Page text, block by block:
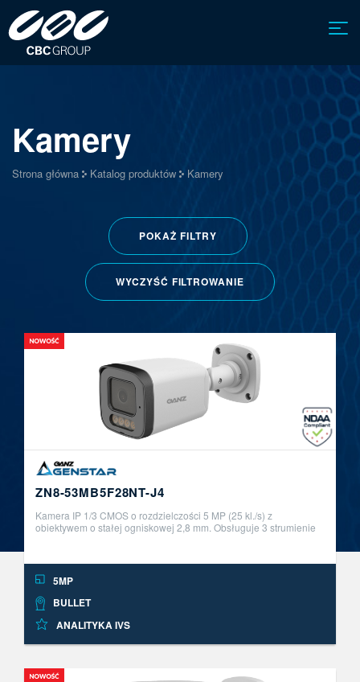
Kamery
Strona główna Katalog produktów Kamery
POKAŻ FILTRY
WYCZYŚĆ FILTROWANIE
ZN8-53MB5F28NT-J4
Kamera IP 1/3 CMOS o rozdzielczości 5 MP (25 kl./s) z
obiektywem o stałej ogniskowej 2,8 mm. Obsługuje 3 strumienie
5MP
BULLET
ANALITYKA IVS